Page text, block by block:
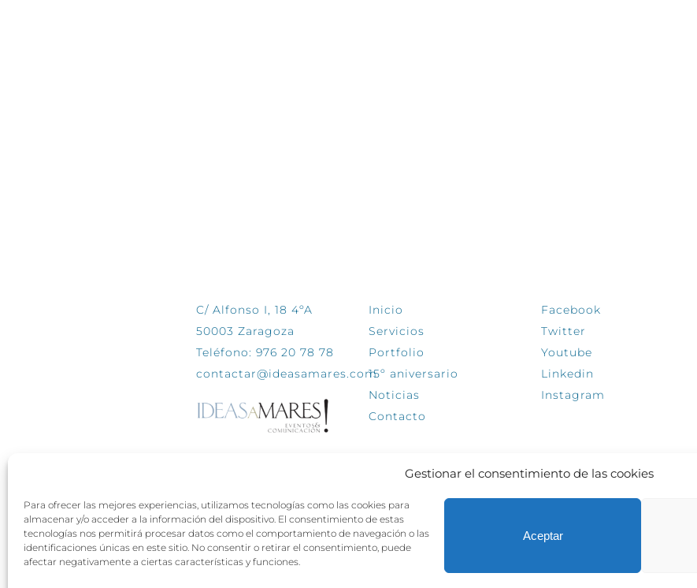
Gestionar el consentimiento de las cookies
Para ofrecer las mejores experiencias, utilizamos tecnologías como las cookies para
almacenar y/o acceder a la información del dispositivo. El consentimiento de estas
tecnologías nos permitirá procesar datos como el comportamiento de navegación o las
identificaciones únicas en este sitio. No consentir o retirar el consentimiento, puede
afectar negativamente a ciertas características y funciones.
Aceptar
C/ Alfonso I, 18 4ºA
50003 Zaragoza
Teléfono: 976 20 78 78
contactar@ideasamares.com
Inicio
Servicios
Portfolio
15º aniversario
Noticias
Contacto
Facebook
Twitter
Youtube
Linkedin
Instagram